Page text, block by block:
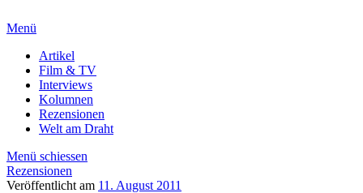
Menü
Artikel
Film & TV
Interviews
Kolumnen
Rezensionen
Welt am Draht
Menü schiessen
Rezensionen
Veröffentlicht am 11. August 2011